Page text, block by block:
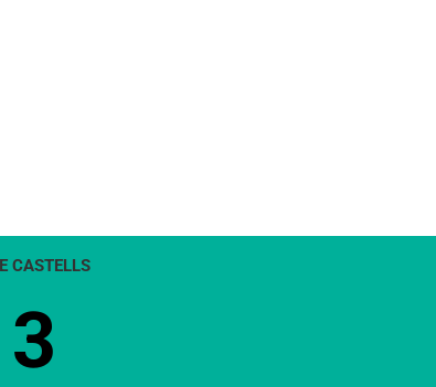
CASTELLS